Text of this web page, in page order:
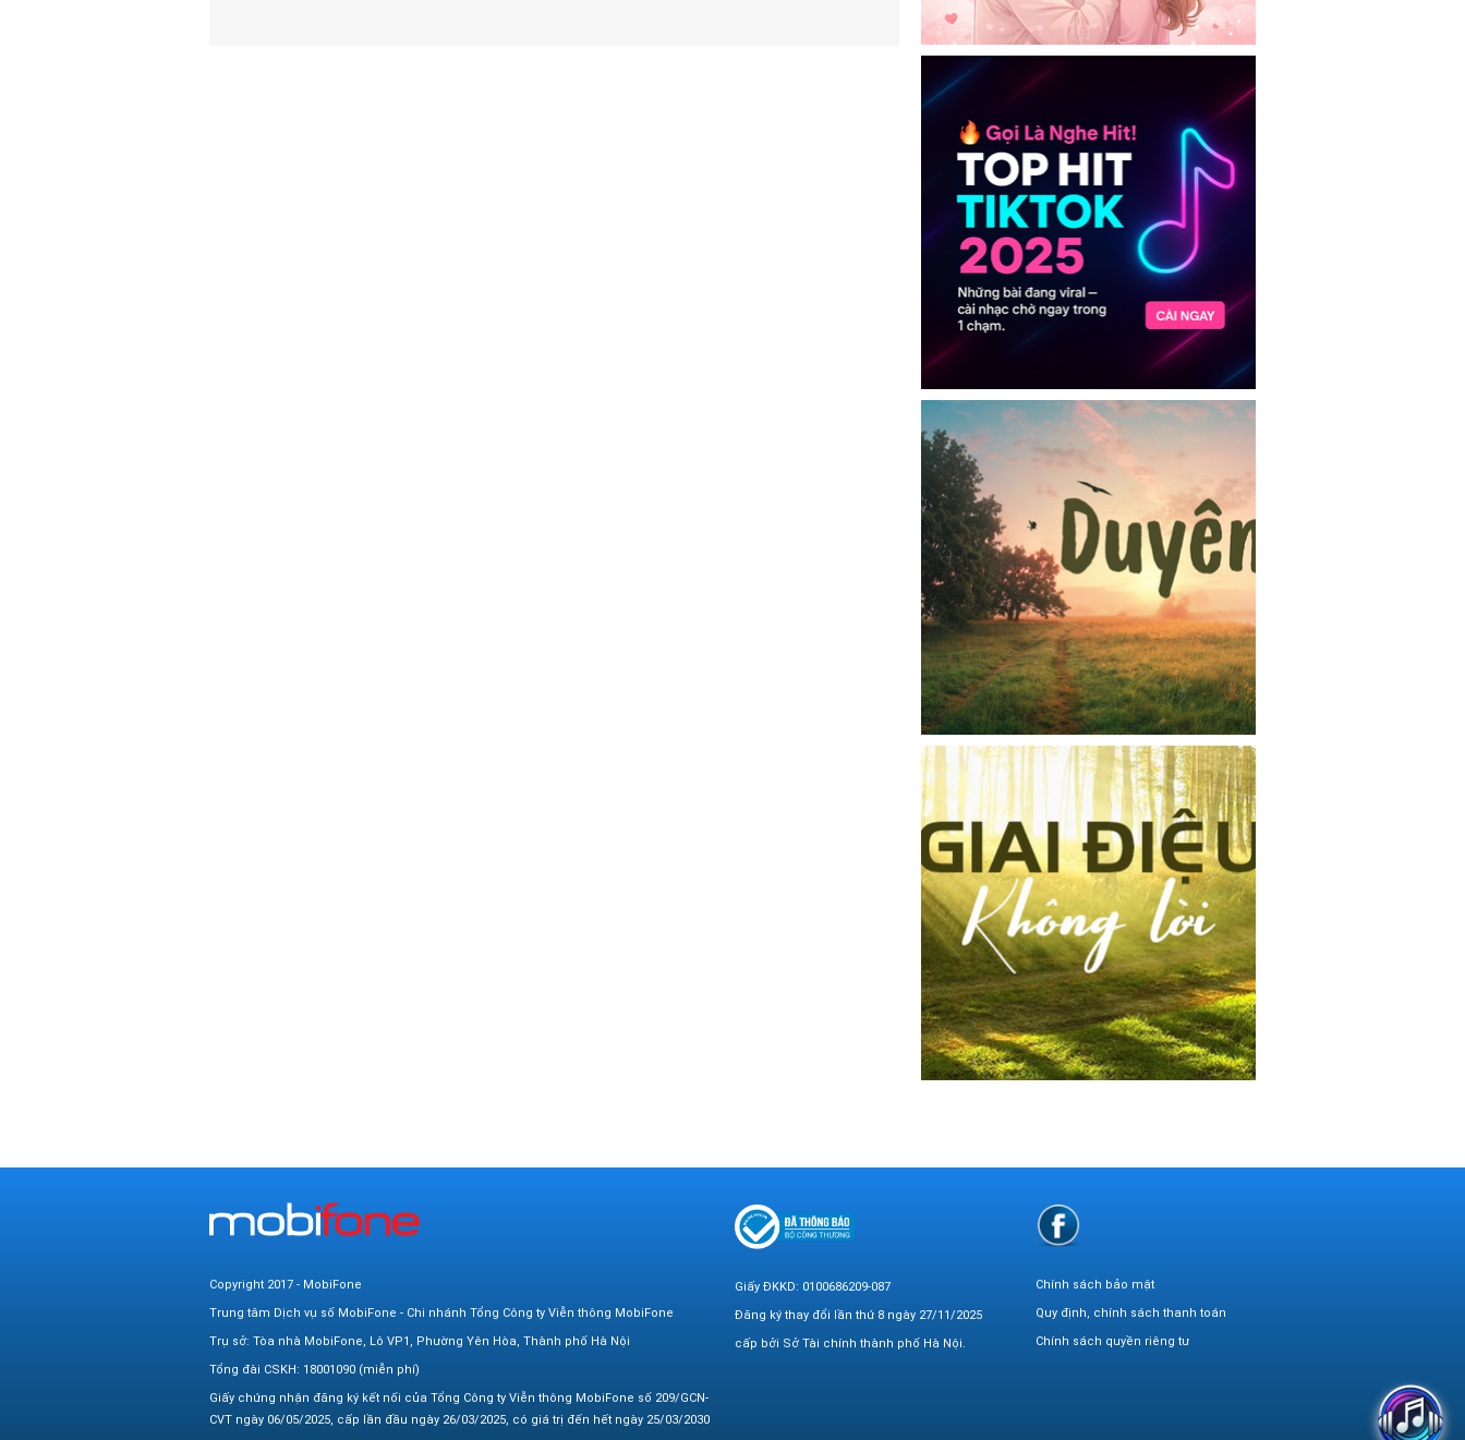
Copyright 2017 - MobiFone
Trung tâm Dịch vụ số MobiFone - Chi nhánh Tổng Công ty Viễn thông MobiFone
Trụ sở: Tòa nhà MobiFone, Lô VP1, Phường Yên Hòa, Thành phố Hà Nội
Tổng đài CSKH: 18001090 (miễn phí)
Giấy chứng nhận đăng ký kết nối của Tổng Công ty Viễn thông MobiFone số 209/GCN-
CVT ngày 06/05/2025, cấp lần đầu ngày 26/03/2025, có giá trị đến hết ngày 25/03/2030
Giấy ĐKKD: 0100686209-087
Đăng ký thay đổi lần thứ 8 ngày 27/11/2025
cấp bởi Sở Tài chính thành phố Hà Nội.
Chính sách bảo mật
Quy định, chính sách thanh toán
Chính sách quyền riêng tư